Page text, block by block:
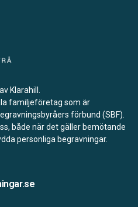
Klarahill.
familjeföretag som är
förbund (SBF).
både när det gäller bemötande
personliga begravningar.